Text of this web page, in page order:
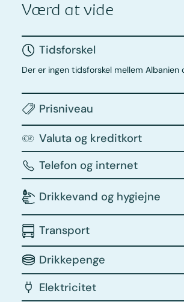
Værd at vide
Tidsforskel
Der er ingen tidsforskel mellem Albanien
Prisniveau
Valuta og kreditkort
Telefon og internet
Drikkevand og hygiejne
Transport
Drikkepenge
Elektricitet